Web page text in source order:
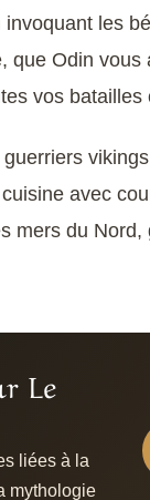
les
que Odin
vos batailles
avec
mers du
Le
liées à la
mythologie